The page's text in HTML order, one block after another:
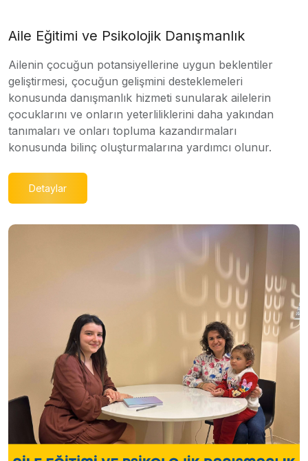
Aile Eğitimi ve Psikolojik Danışmanlık
Ailenin çocuğun potansiyellerine uygun beklentiler
geliştirmesi, çocuğun gelişmini desteklemeleri
konusunda danışmanlık hizmeti sunularak ailelerin
çocuklarını ve onların yeterliliklerini daha yakından
tanımaları ve onları topluma kazandırmaları
konusunda bilinç oluşturmalarına yardımcı olunur.
Detaylar